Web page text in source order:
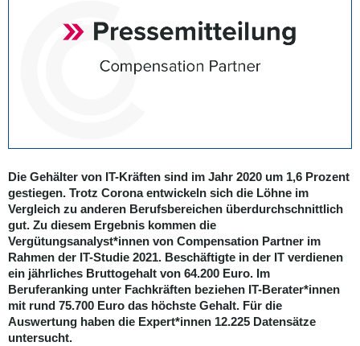
Die Gehälter von IT-Kräften sind im Jahr 2020 um 1,6 Prozent
gestiegen. Trotz Corona entwickeln sich die Löhne im
Vergleich zu anderen Berufsbereichen überdurchschnittlich
gut. Zu diesem Ergebnis kommen die
Vergütungsanalyst*innen von Compensation Partner im
Rahmen der IT-Studie 2021. Beschäftigte in der IT verdienen
ein jährliches Bruttogehalt von 64.200 Euro. Im
Beruferanking unter Fachkräften beziehen IT-Berater*innen
mit rund 75.700 Euro das höchste Gehalt. Für die
Auswertung haben die Expert*innen 12.225 Datensätze
untersucht.